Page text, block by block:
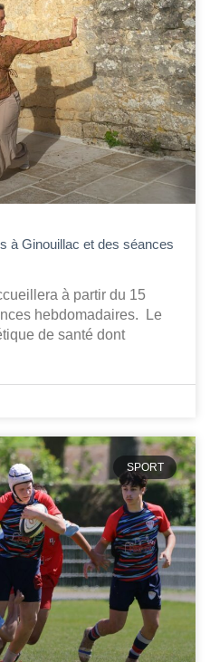
à Ginouillac et des séances
à partir du 15
hebdomadaires. Le
de santé dont
SPORT